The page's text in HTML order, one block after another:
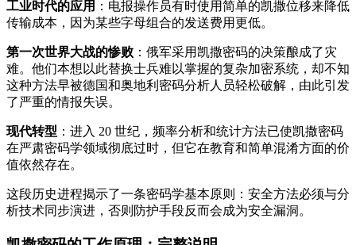
工业时代的应用 ：电报操作员有时使用简单的凯撒位移来降低
传输成本，因为某些字母组合的发送费用更低。
第一次世界大战的惨败 ：俄军采用凯撒密码的决策酿成了灾
难。他们本想以此替换士兵难以掌握的复杂加密系统，却不知
这种方法早被德国和奥地利密码分析人员轻松破解，由此引发
了严重的情报失误。
现代转型 ：进入 20 世纪，频率分析和统计方法已使凯撒密码
在严肃密码学领域彻底过时，但它在教育和简单混淆方面的价
值依然存在。
这段历史进程揭示了一条密码学基本原则：安全方法必须与分
析技术同步演进，否则防护手段反而会成为安全漏洞。